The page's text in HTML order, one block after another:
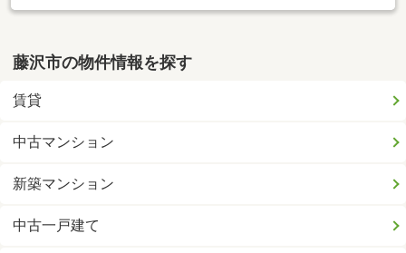
藤沢市の物件情報を探す
賃貸
中古マンション
新築マンション
中古一戸建て